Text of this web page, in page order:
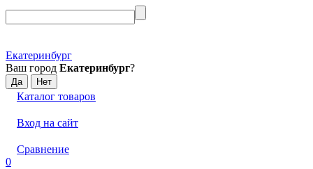
Екатеринбург
Ваш город Екатеринбург?
Каталог товаров
Вход на сайт
Сравнение
0